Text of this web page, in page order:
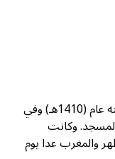
وقد بدأ الشيخ في التدريس والإفادة في بيته عام (1410هـ) وفي
المسجد. وكانت
والمغرب عدا يوم